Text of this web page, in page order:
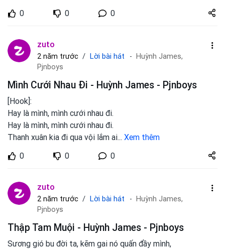
0
0 0
Share
zuto.vn
zuto
2 năm trước Lời bài hát
Huỳnh James,
Pjnboys
Mình Cưới Nhau Đi - Huỳnh James - Pjnboys
[Hook]:
Hay là mình, mình cưới nhau đi.
Hay là mình, mình cưới nhau đi.
Thanh xuân kia đi qua vội lắm ai... Xem thêm
0
0 0
Share
zuto.vn
zuto
2 năm trước Lời bài hát
Huỳnh James,
Pjnboys
Thập Tam Muội - Huỳnh James - Pjnboys
Sương gió bu đời ta, kẽm gai nó quấn đầy mình,